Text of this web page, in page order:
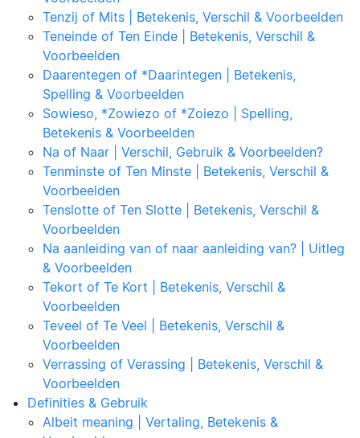
Tenzij of Mits | Betekenis, Verschil & Voorbeelden
Teneinde of Ten Einde | Betekenis, Verschil &
Voorbeelden
Daarentegen of *Daarintegen | Betekenis,
Spelling & Voorbeelden
Sowieso, *Zowiezo of *Zoiezo | Spelling,
Betekenis & Voorbeelden
Na of Naar | Verschil, Gebruik & Voorbeelden?
Tenminste of Ten Minste | Betekenis, Verschil &
Voorbeelden
Tenslotte of Ten Slotte | Betekenis, Verschil &
Voorbeelden
Na aanleiding van of naar aanleiding van? | Uitleg
& Voorbeelden
Tekort of Te Kort | Betekenis, Verschil &
Voorbeelden
Teveel of Te Veel | Betekenis, Verschil &
Voorbeelden
Verrassing of Verassing | Betekenis, Verschil &
Voorbeelden
Definities & Gebruik
Albeit meaning | Vertaling, Betekenis &